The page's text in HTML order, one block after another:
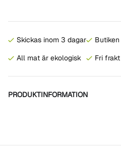
Skickas inom 3 dagar
All mat är ekologisk
Fri
PRODUKTINFORMATION